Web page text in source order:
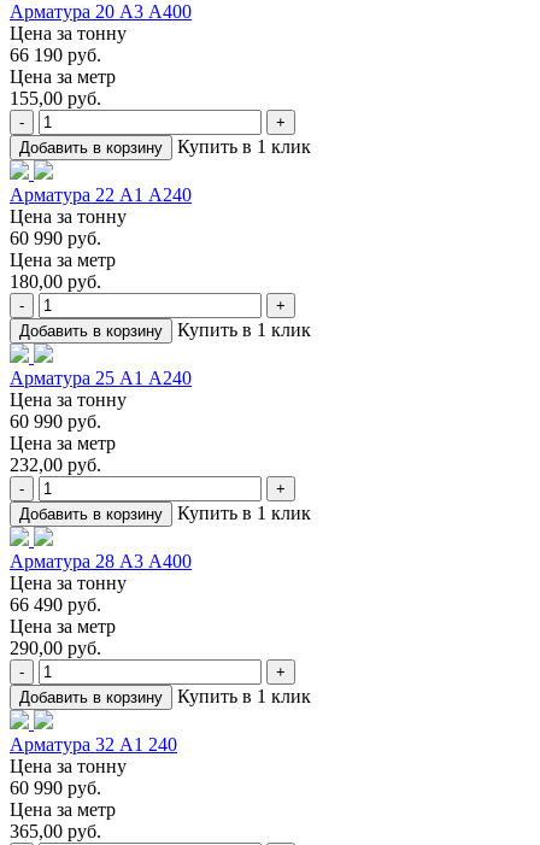
Арматура 20 А3 А400
Цена за тонну
66 190 руб.
Цена за метр
155,00 руб.
-
+
Добавить в корзину
Купить в 1 клик
Арматура 22 А1 А240
Цена за тонну
60 990 руб.
Цена за метр
180,00 руб.
-
+
Добавить в корзину
Купить в 1 клик
Арматура 25 А1 А240
Цена за тонну
60 990 руб.
Цена за метр
232,00 руб.
-
+
Добавить в корзину
Купить в 1 клик
Арматура 28 А3 А400
Цена за тонну
66 490 руб.
Цена за метр
290,00 руб.
-
+
Добавить в корзину
Купить в 1 клик
Арматура 32 А1 240
Цена за тонну
60 990 руб.
Цена за метр
365,00 руб.